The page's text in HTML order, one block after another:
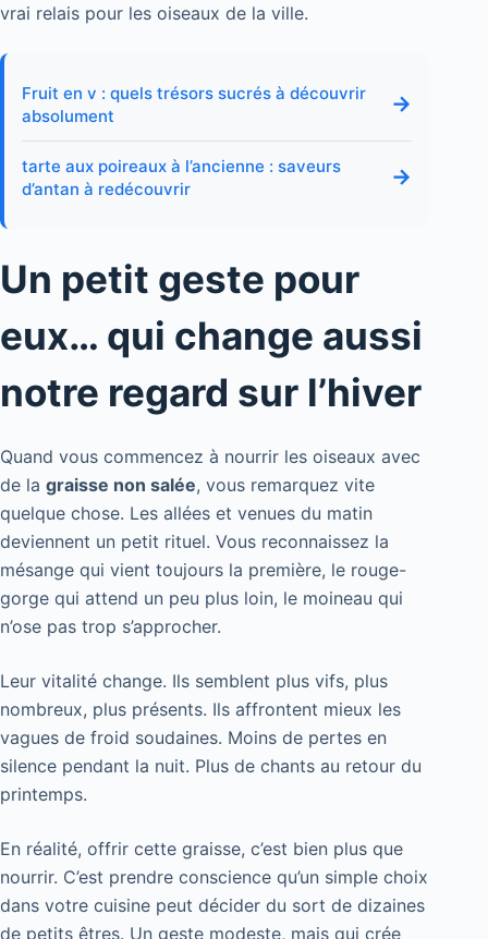
vrai relais pour les oiseaux de la ville.
Fruit en v : quels trésors sucrés à découvrir
absolument
→
tarte aux poireaux à l’ancienne : saveurs
d’antan à redécouvrir
→
Un petit geste pour
eux… qui change aussi
notre regard sur l’hiver
Quand vous commencez à nourrir les oiseaux avec
de la graisse non salée, vous remarquez vite
quelque chose. Les allées et venues du matin
deviennent un petit rituel. Vous reconnaissez la
mésange qui vient toujours la première, le rouge-
gorge qui attend un peu plus loin, le moineau qui
n’ose pas trop s’approcher.
Leur vitalité change. Ils semblent plus vifs, plus
nombreux, plus présents. Ils affrontent mieux les
vagues de froid soudaines. Moins de pertes en
silence pendant la nuit. Plus de chants au retour du
printemps.
En réalité, offrir cette graisse, c’est bien plus que
nourrir. C’est prendre conscience qu’un simple choix
dans votre cuisine peut décider du sort de dizaines
de petits êtres. Un geste modeste, mais qui crée